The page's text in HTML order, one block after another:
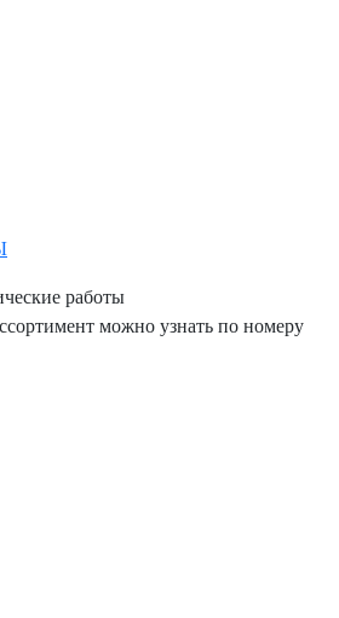
работы
можно узнать по номеру